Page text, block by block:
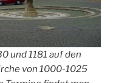
und 1181 auf den
von 1000-1025